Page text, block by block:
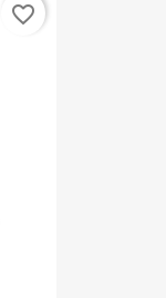
favorite_border